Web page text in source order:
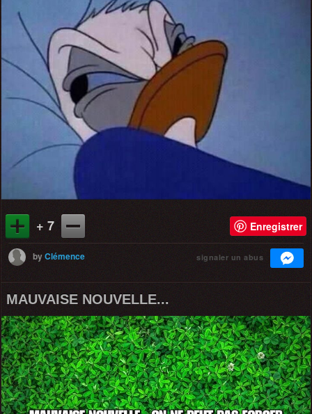
+ 7 Enregistrer
byClémence signaler un abus
MAUVAISE NOUVELLE...